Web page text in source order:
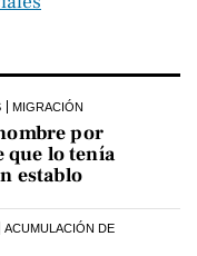
MIGRACIÓN
por
que lo tenía
establo
ACUMULACIÓN DE